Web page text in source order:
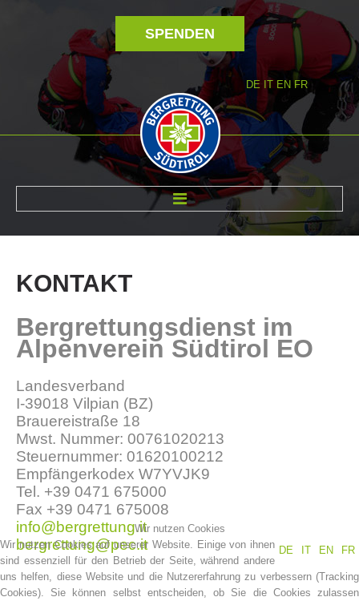
SPENDEN
DE IT EN FR
Vereinsgeschichte
KONTAKT
Bergrettungsdienst im
Alpenverein Südtirol EO
Landesverband
I-39018 Vilpian (BZ)
Brauereistraße 18
Mwst. Nummer: 00761020213
Steuernummer: 01620100212
Empfängerkodex W7YVJK9
Tel. +39 0471 675000
Fax +39 0471 675008
info@bergrettung.it
bergrettung@pec.it
Wir nutzen Cookies
DE
IT EN FR
Wir nutzen Cookies auf unserer Website. Einige von ihnen
sind essenziell für den Betrieb der Seite, während andere
uns helfen, diese Website und die Nutzererfahrung zu verbessern (Tracking
Cookies). Sie können selbst entscheiden, ob Sie die Cookies zulassen